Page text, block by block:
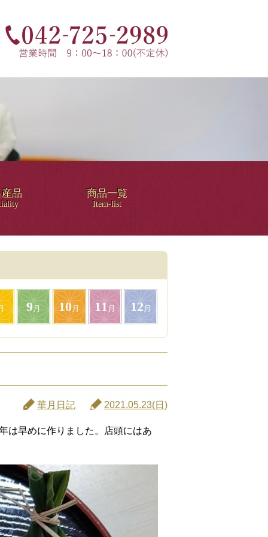
品 商品一覧
Item-list
9月 10月 11 月 12 月
華月日記 2021.05.23(日)
は早めに作りました。店頭にはあ